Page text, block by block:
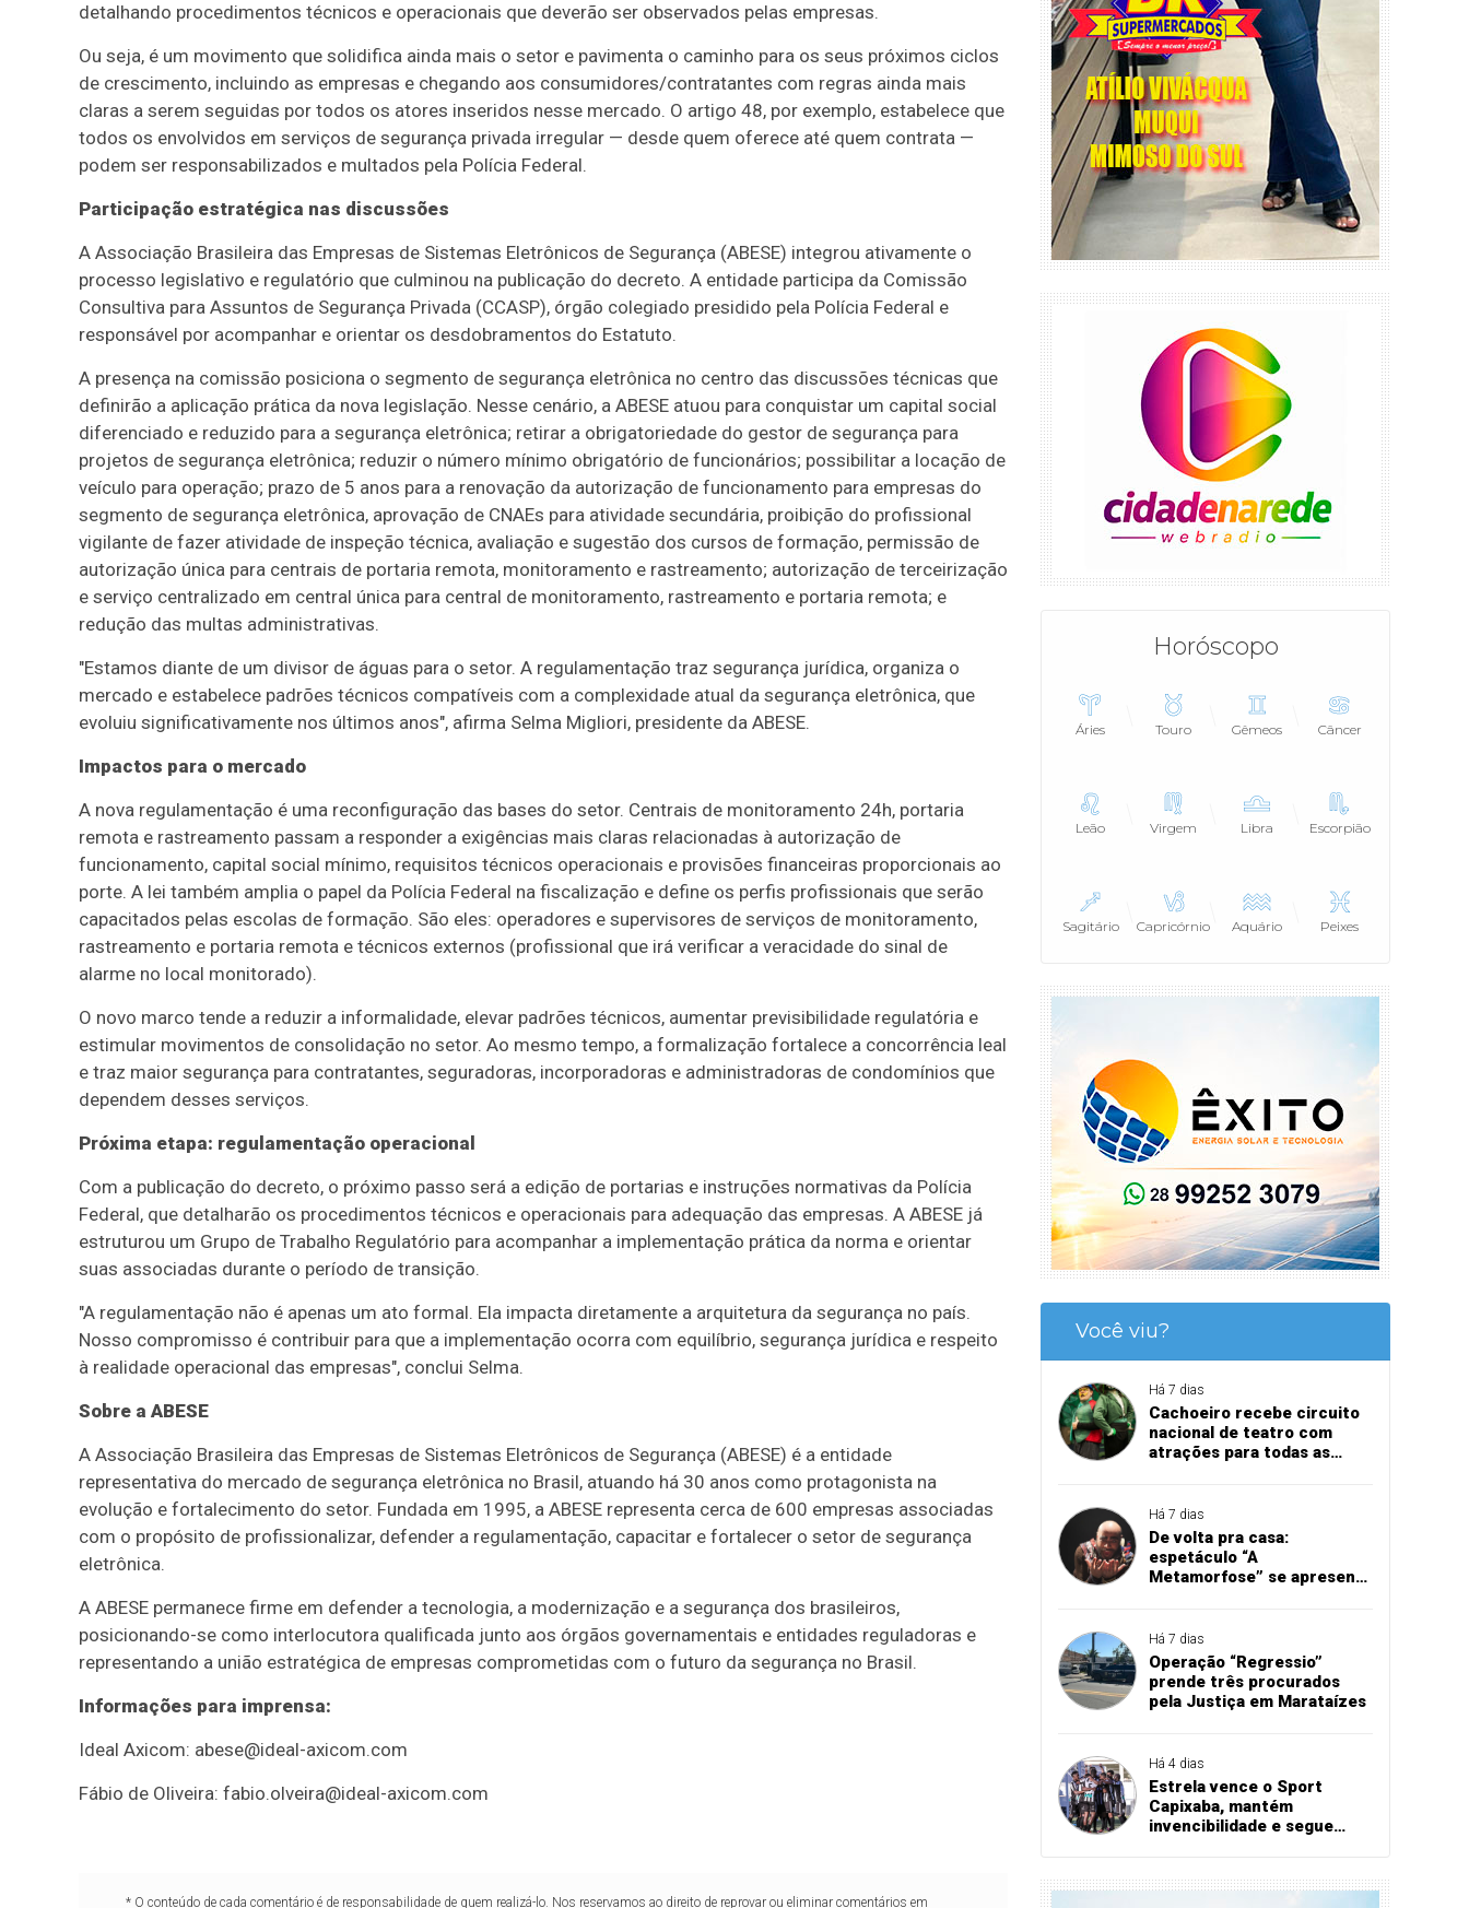
detalhando procedimentos técnicos e operacionais que deverão ser observados pelas empresas.
Ou seja, é um movimento que solidifica ainda mais o setor e pavimenta o caminho para os seus próximos ciclos
de crescimento, incluindo as empresas e chegando aos consumidores/contratantes com regras ainda mais
claras a serem seguidas por todos os atores inseridos nesse mercado. O artigo 48, por exemplo, estabelece que
todos os envolvidos em serviços de segurança privada irregular — desde quem oferece até quem contrata —
podem ser responsabilizados e multados pela Polícia Federal.
Participação estratégica nas discussões
A Associação Brasileira das Empresas de Sistemas Eletrônicos de Segurança (ABESE) integrou ativamente o
processo legislativo e regulatório que culminou na publicação do decreto. A entidade participa da Comissão
Consultiva para Assuntos de Segurança Privada (CCASP), órgão colegiado presidido pela Polícia Federal e
responsável por acompanhar e orientar os desdobramentos do Estatuto.
A presença na comissão posiciona o segmento de segurança eletrônica no centro das discussões técnicas que
definirão a aplicação prática da nova legislação. Nesse cenário, a ABESE atuou para conquistar um capital social
diferenciado e reduzido para a segurança eletrônica; retirar a obrigatoriedade do gestor de segurança para
projetos de segurança eletrônica; reduzir o número mínimo obrigatório de funcionários; possibilitar a locação de
veículo para operação; prazo de 5 anos para a renovação da autorização de funcionamento para empresas do
segmento de segurança eletrônica, aprovação de CNAEs para atividade secundária, proibição do profissional
vigilante de fazer atividade de inspeção técnica, avaliação e sugestão dos cursos de formação, permissão de
autorização única para centrais de portaria remota, monitoramento e rastreamento; autorização de terceirização
e serviço centralizado em central única para central de monitoramento, rastreamento e portaria remota; e
redução das multas administrativas.
"Estamos diante de um divisor de águas para o setor. A regulamentação traz segurança jurídica, organiza o
mercado e estabelece padrões técnicos compatíveis com a complexidade atual da segurança eletrônica, que
evoluiu significativamente nos últimos anos", afirma Selma Migliori, presidente da ABESE.
Impactos para o mercado
A nova regulamentação é uma reconfiguração das bases do setor. Centrais de monitoramento 24h, portaria
remota e rastreamento passam a responder a exigências mais claras relacionadas à autorização de
funcionamento, capital social mínimo, requisitos técnicos operacionais e provisões financeiras proporcionais ao
porte. A lei também amplia o papel da Polícia Federal na fiscalização e define os perfis profissionais que serão
capacitados pelas escolas de formação. São eles: operadores e supervisores de serviços de monitoramento,
rastreamento e portaria remota e técnicos externos (profissional que irá verificar a veracidade do sinal de
alarme no local monitorado).
O novo marco tende a reduzir a informalidade, elevar padrões técnicos, aumentar previsibilidade regulatória e
estimular movimentos de consolidação no setor. Ao mesmo tempo, a formalização fortalece a concorrência leal
e traz maior segurança para contratantes, seguradoras, incorporadoras e administradoras de condomínios que
dependem desses serviços.
Próxima etapa: regulamentação operacional
Com a publicação do decreto, o próximo passo será a edição de portarias e instruções normativas da Polícia
Federal, que detalharão os procedimentos técnicos e operacionais para adequação das empresas. A ABESE já
estruturou um Grupo de Trabalho Regulatório para acompanhar a implementação prática da norma e orientar
suas associadas durante o período de transição.
"A regulamentação não é apenas um ato formal. Ela impacta diretamente a arquitetura da segurança no país.
Nosso compromisso é contribuir para que a implementação ocorra com equilíbrio, segurança jurídica e respeito
à realidade operacional das empresas", conclui Selma.
Sobre a ABESE
A Associação Brasileira das Empresas de Sistemas Eletrônicos de Segurança (ABESE) é a entidade
representativa do mercado de segurança eletrônica no Brasil, atuando há 30 anos como protagonista na
evolução e fortalecimento do setor. Fundada em 1995, a ABESE representa cerca de 600 empresas associadas
com o propósito de profissionalizar, defender a regulamentação, capacitar e fortalecer o setor de segurança
eletrônica.
A ABESE permanece firme em defender a tecnologia, a modernização e a segurança dos brasileiros,
posicionando-se como interlocutora qualificada junto aos órgãos governamentais e entidades reguladoras e
representando a união estratégica de empresas comprometidas com o futuro da segurança no Brasil.
Informações para imprensa:
Ideal Axicom: abese@ideal-axicom.com
Fábio de Oliveira: fabio.olveira@ideal-axicom.com
* O conteúdo de cada comentário é de responsabilidade de quem realizá-lo. Nos reservamos ao direito de reprovar ou eliminar comentários em
Horóscopo
Áries Touro Gêmeos Câncer
Leão Virgem Libra Escorpião
Sagitário Capricórnio Aquário Peixes
Você viu?
Há 7 dias
Cachoeiro recebe circuito
nacional de teatro com
atrações para todas as
Há 7 dias
De volta pra casa:
espetáculo “A
Metamorfose” se apresenta
Há 7 dias
Operação “Regressio”
prende três procurados
pela Justiça em Marataízes
Há 4 dias
Estrela vence o Sport
Capixaba, mantém
invencibilidade e segue